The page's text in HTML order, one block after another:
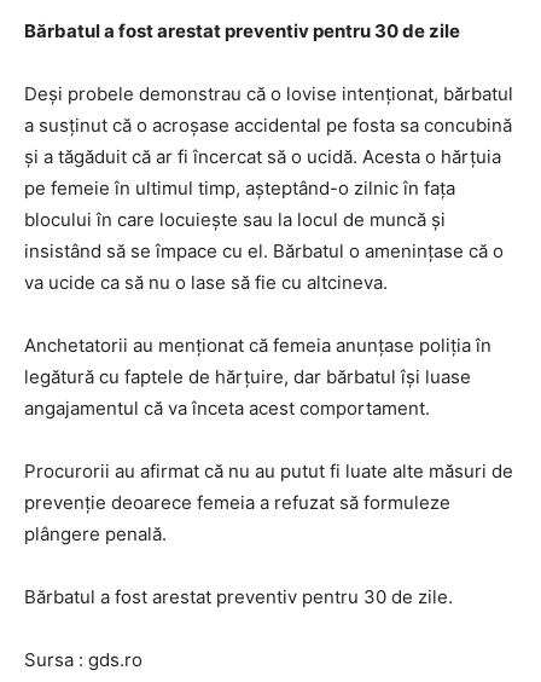
Bărbatul a fost arestat preventiv pentru 30 de zile
Deşi probele demonstrau că o lovise intenţionat, bărbatul
a susţinut că o acroşase accidental pe fosta sa concubină
şi a tăgăduit că ar fi încercat să o ucidă. Acesta o hărţuia
pe femeie în ultimul timp, aşteptând-o zilnic în faţa
blocului în care locuieşte sau la locul de muncă şi
insistând să se împace cu el. Bărbatul o ameninţase că o
va ucide ca să nu o lase să fie cu altcineva.
Anchetatorii au menţionat că femeia anunţase poliţia în
legătură cu faptele de hărţuire, dar bărbatul îşi luase
angajamentul că va înceta acest comportament.
Procurorii au afirmat că nu au putut fi luate alte măsuri de
prevenţie deoarece femeia a refuzat să formuleze
plângere penală.
Bărbatul a fost arestat preventiv pentru 30 de zile.
Sursa : gds.ro